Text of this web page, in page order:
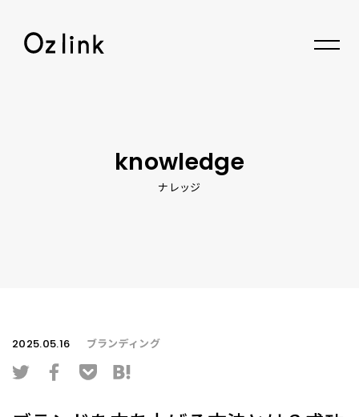
knowledge
ナレッジ
2025.05.16 ブランディング